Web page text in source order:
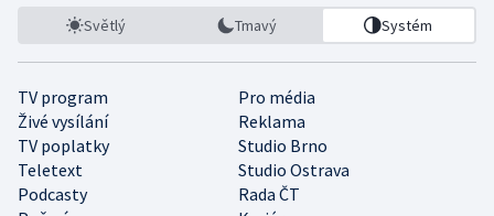
Světlý Tmavý Systém
TV program
Pro média
Živé vysílání
Reklama
TV poplatky
Studio Brno
Teletext
Studio Ostrava
Podcasty
Rada ČT